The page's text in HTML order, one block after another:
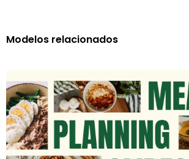
Modelos relacionados